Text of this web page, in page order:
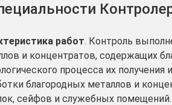
работ. Контроль
и концентратов, содержащих
процесса их
благородных металлов и
сейфов и служебных